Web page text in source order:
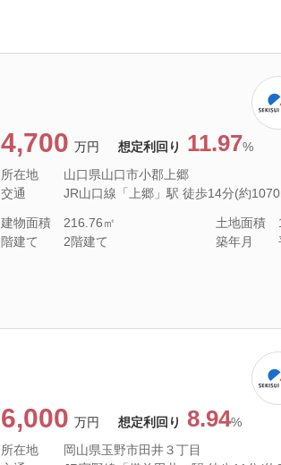
4,700 万円 想定利回り 11.97%
所在地
山口県山口市小郡上郷
交通
JR山口線「上郷」駅 徒歩14分(約
建物面積 216.76㎡ 土地面積
階建て
2階建て 築年月
6,000 万円 想定利回り 8.94%
所在地
岡山県玉野市田井３丁目